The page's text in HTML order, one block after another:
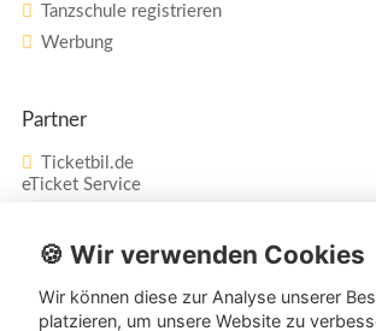
Tanzschule registrieren
Werbung
Partner
Ticketbil.de
eTicket Service
Vertrag widerrufen
Service
🍪 Wir verwenden Cookies
Wir können diese zur Analyse unserer
platzieren, um unsere Website zu